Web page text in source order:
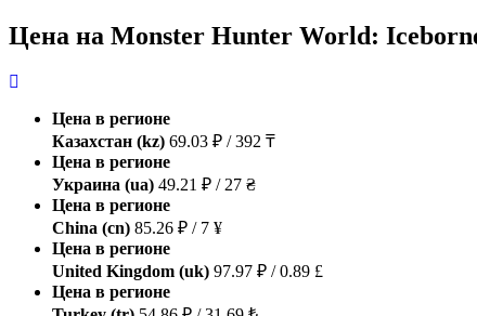
Цена на Monster Hunter World:
Цена в регионе
Казахстан (kz) 69.03 ₽ / 392 ₸
Цена в регионе
Украина (ua) 49.21 ₽ / 27 ₴
Цена в регионе
China (cn) 85.26 ₽ / 7 ¥
Цена в регионе
United Kingdom (uk) 97.97 ₽ / 0.89 £
Цена в регионе